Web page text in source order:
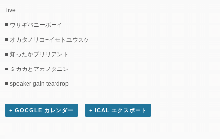
:live
■ ウサギバニーボーイ
■ オカタノリコ+イモトユウスケ
■ 知ったかブリリアント
■ ミカカとアカノタニン
■ speaker gain teardrop
+ GOOGLE カレンダー + ICAL エクスポート